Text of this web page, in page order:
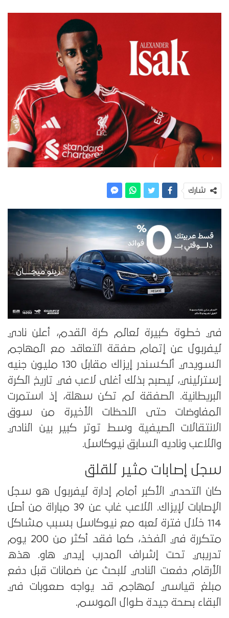
شارك
في خطوة كبيرة لعالم كرة القدم، أعلن نادي
ليفربول عن إتمام صفقة التعاقد مع المهاجم
السويدي ألكسندر إيزاك مقابل 130 مليون جنيه
إسترليني، ليصبح بذلك أغلى لاعب في تاريخ الكرة
البريطانية. الصفقة لم تكن سهلة، إذ استمرت
المفاوضات حتى اللحظات الأخيرة من سوق
الانتقالات الصيفية وسط توتر كبير بين النادي
واللاعب وناديه السابق نيوكاسل.
سجل إصابات مثير للقلق
كان التحدي الأكبر أمام إدارة ليفربول هو سجل
الإصابات لإيزاك. اللاعب غاب عن 39 مباراة من أصل
114 خلال فترة لعبه مع نيوكاسل بسبب مشاكل
متكررة في الفخذ، كما فقد أكثر من 200 يوم
تدريبي تحت إشراف المدرب إيدي هاو. هذه
الأرقام دفعت النادي للبحث عن ضمانات قبل دفع
مبلغ قياسي لمهاجم قد يواجه صعوبات في
البقاء بصحة جيدة طوال الموسم.